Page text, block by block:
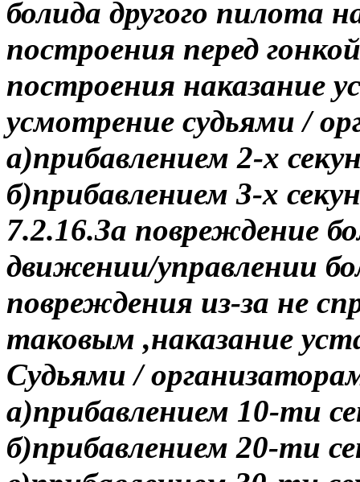
болида другого пилота
построения перед
построения наказание
усмотрение судьями /
а)прибавлением 2-х
б)прибавлением 3-х
7.2.16.За повреждение
движении/управлении
повреждения из-за не
таковым ,наказание
Судьями /
а)прибавлением 10-ти
б)прибавлением 20-ти